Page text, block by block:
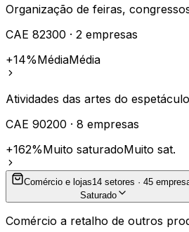
Organização de feiras,
CAE 82300 · 2 empresas
+14%MédiaMédia
Atividades das artes do espetáculo
CAE 90200 · 8 empresas
+162%Muito saturadoMuito sat.
Comércio e lojas14 setores · 45
Saturado
Comércio a retalho de outros